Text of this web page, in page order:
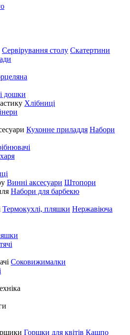
Сервірування столу Скатертини
дошки
Хлібниці
Кухонне приладдя Набори
Винні аксесуари Штопори
Набори для барбекю
Термокухлі, пляшки Нержавіюча
Соковижималки
Горшки для квітів Кашпо